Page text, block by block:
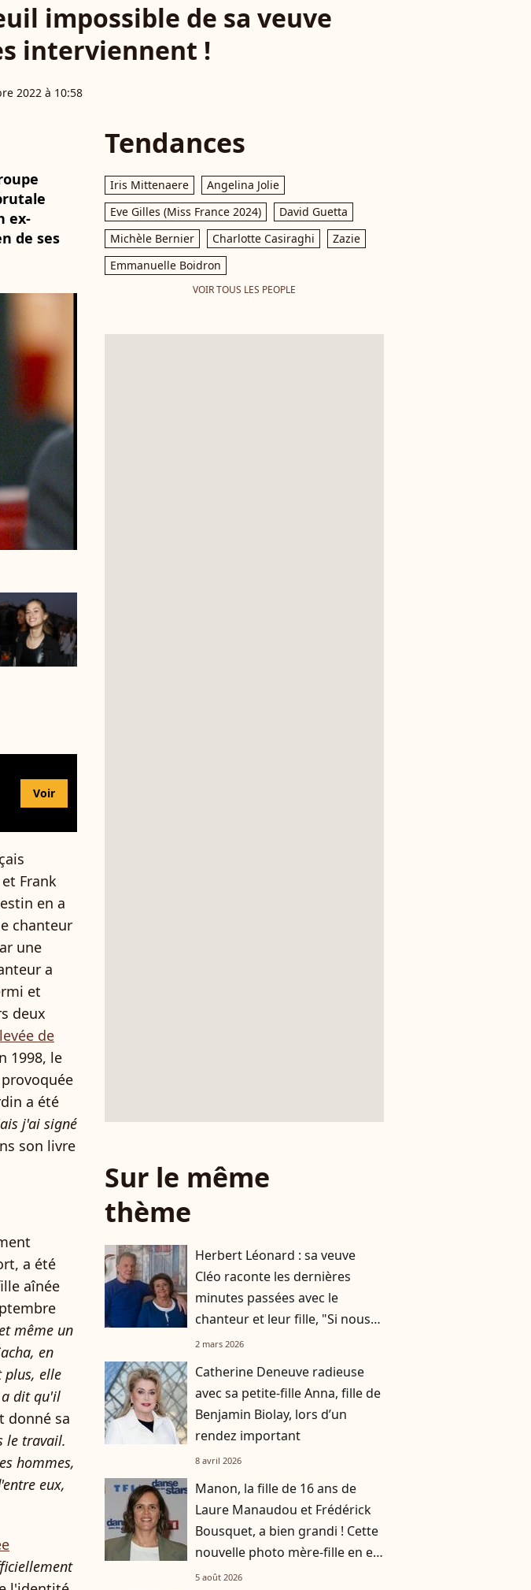
impossible de sa veuve
interviennent !
2022 à 10:58
ex-
de ses
Voir
Frank
en a
chanteur
une
a
et
deux
de
1998, le
a été
j'ai signé
son livre
a été
aînée
même un
en
plus, elle
dit qu'il
donné sa
le travail.
hommes,
eux,
Tendances
Iris Mittenaere
Angelina Jolie
Eve Gilles (Miss France 2024)
David Guetta
Michèle Bernier
Charlotte Casiraghi
Zazie
Emmanuelle Boidron
VOIR TOUS LES PEOPLE
Sur le même
thème
Herbert Léonard : sa veuve
Cléo raconte les dernières
minutes passées avec le
chanteur et leur fille, "Si nous
avions su"
2 mars 2026
Catherine Deneuve radieuse
avec sa petite-fille Anna, fille de
Benjamin Biolay, lors d’un
rendez important
8 avril 2026
Manon, la fille de 16 ans de
Laure Manaudou et Frédérick
Bousquet, a bien grandi ! Cette
nouvelle photo mère-fille en est
la preuve
5 août 2026